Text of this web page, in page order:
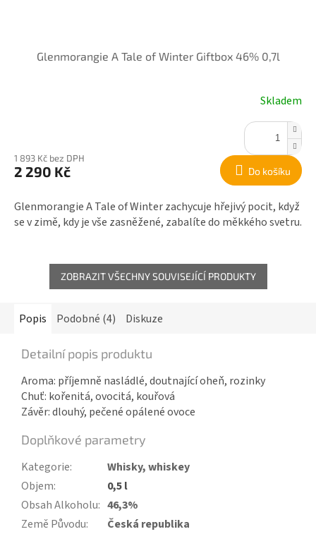
Glenmorangie A Tale of Winter Giftbox 46% 0,7l
Skladem
1 893 Kč bez DPH
2 290 Kč Do košíku
Glenmorangie A Tale of Winter zachycuje hřejivý pocit, když
se v zimě, kdy je vše zasněžené, zabalíte do měkkého svetru.
ZOBRAZIT VŠECHNY SOUVISEJÍCÍ PRODUKTY
Popis Podobné (4) Diskuze
Detailní popis produktu
Aroma: příjemně nasládlé, doutnající oheň, rozinky
Chuť: kořenitá, ovocitá, kouřová
Závěr: dlouhý, pečené opálené ovoce
Doplňkové parametry
Kategorie:
Whisky, whiskey
Objem:
0,5 l
Obsah Alkoholu: 46,3%
Země Původu:
Česká republika